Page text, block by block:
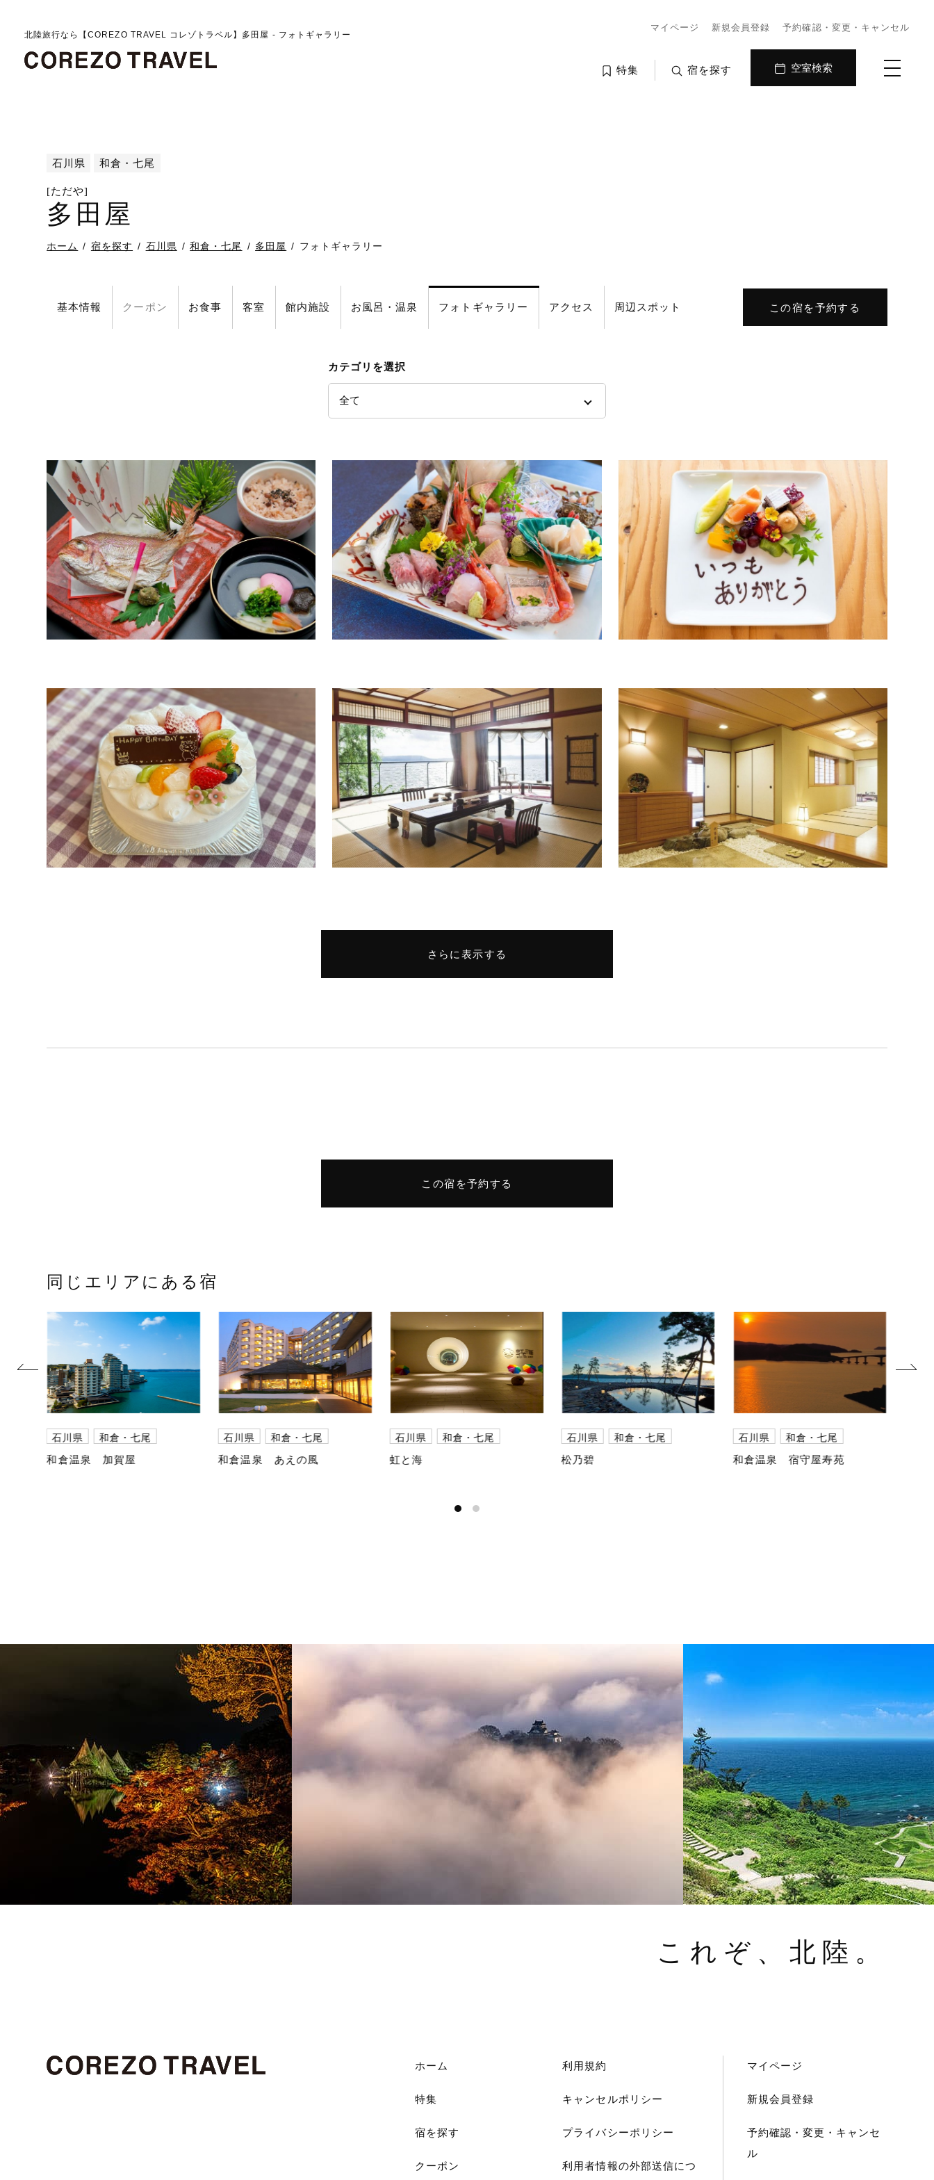
北陸旅行なら【COREZO TRAVEL コレゾトラベル】多田屋 - フォトギャラリー
マイページ 新規会員登録 予約確認・変更・キャンセル
特集 宿を探す 空室検索
石川県 和倉・七尾
[ただや]
多田屋
ホーム 宿を探す 石川県 和倉・七尾 多田屋 フォトギャラリー
基本情報 クーポン お食事 客室 館内施設 お風呂 ・温泉 フォト ギャラリー アクセス 周辺 スポット この宿を予約する
カテゴリを選択
さらに表示する
この宿を予約する
同じエリアにある宿
石川県 和倉・七尾
和倉温泉 加賀屋
石川県 和倉・七尾
和倉温泉 あえの風
石川県 和倉・七尾
虹と海
石川県 和倉・七尾
松乃碧
石川県 和倉・七尾
和倉温泉 宿守屋寿苑
これぞ、北陸。
ホーム
特集
宿を探す
クーポン
利用規約
キャンセルポリシー
プライバシーポリシー
利用者情報の外部送信につ
マイページ
新規会員登録
予約確認・変更・キャンセ
ル